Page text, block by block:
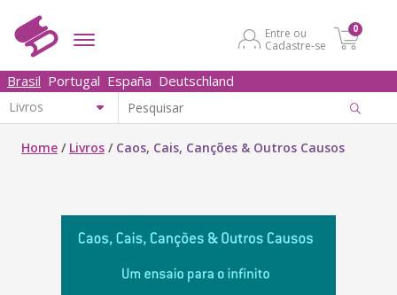
Entre ou
Cadastre-se
0
Brasil Portugal España Deutschland
Home / Livros / Caos, Cais, Canções & Outros Causos